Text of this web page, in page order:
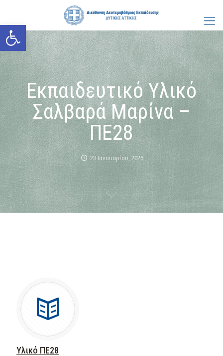
Ανοίξτε τη γραμμή εργαλείων
Εκπαιδευτικό Υλικό
Σαλβαρά Μαρίνα –
ΠΕ28
23 Ιανουαρίου, 2025
Υλικό ΠΕ28